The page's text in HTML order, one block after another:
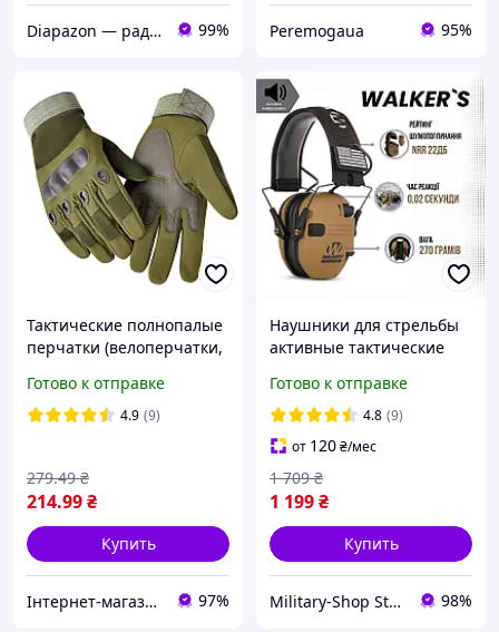
Diapazon — радіостанції та аксесуари 99% Peremogaua 95%
Тактические полнопалые
перчатки (велоперчатки,
Tactical ET-12 Green
Размер L
Готово к отправке
4.9 (9)
214.99₴
279.49 ₴
Купить
Інтернет-магазин "NicePrice" 97%
Наушники для стрельбы
активные тактические
Walker's Razor Slim Patriot
для шлема
Готово к отправке
4.8 (9)
от 120₴/мес
1 199₴
1 709 ₴
Купить
Military-Shop Store 🪖 98%